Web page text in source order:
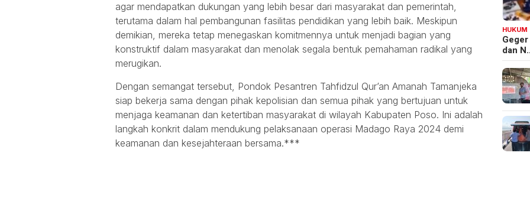
agar mendapatkan dukungan yang lebih besar dari masyarakat dan pemerintah,
terutama dalam hal pembangunan fasilitas pendidikan yang lebih baik. Meskipun
demikian, mereka tetap menegaskan komitmennya untuk menjadi bagian yang
konstruktif dalam masyarakat dan menolak segala bentuk pemahaman radikal yang
merugikan.
Dengan semangat tersebut, Pondok Pesantren Tahfidzul Qur’an Amanah Tamanjeka
siap bekerja sama dengan pihak kepolisian dan semua pihak yang bertujuan untuk
menjaga keamanan dan ketertiban masyarakat di wilayah Kabupaten Poso. Ini adalah
langkah konkrit dalam mendukung pelaksanaan operasi Madago Raya 2024 demi
keamanan dan kesejahteraan bersama.***
HUKUM
dan